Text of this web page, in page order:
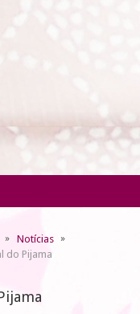
Notícias
do Pijama